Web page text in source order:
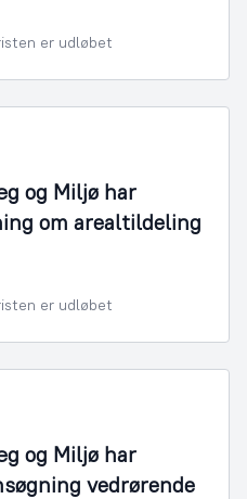
er udløbet
og Miljø har
om arealtildeling
er udløbet
og Miljø har
vedrørende